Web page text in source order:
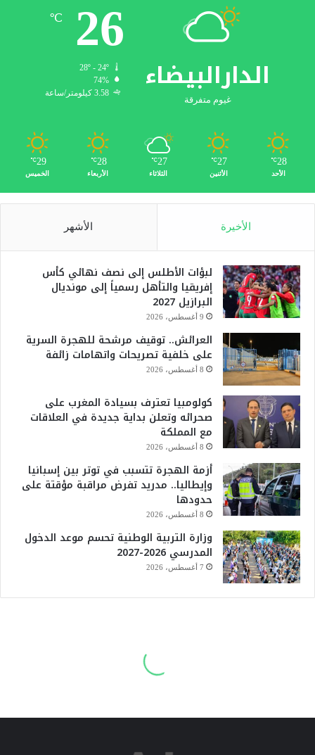
الدارالبيضاء
غيوم متفرقة
26
℃
74%
3.58 كيلومتر/ساعة
28
℃
الأحد
27
℃
الأثنين
27
℃
الثلاثاء
28
℃
الأربعاء
29
℃
الخميس
الأخيرة الأشهر
لبؤات الأطلس إلى نصف نهائي كأس
إفريقيا والتأهل رسمياً إلى مونديال
البرازيل 2027
9 أغسطس، 2026
العرائش.. توقيف مرشحة للهجرة السرية
على خلفية تصريحات واتهامات زائفة
8 أغسطس، 2026
كولومبيا تعترف بسيادة المغرب على
صحرائه وتعلن بداية جديدة في العلاقات
مع المملكة
8 أغسطس، 2026
أزمة الهجرة تتسبب في توتر بين إسبانيا
وإيطاليا.. مدريد تفرض مراقبة مؤقتة على
حدودها
8 أغسطس، 2026
وزارة التربية الوطنية تحسم موعد الدخول
المدرسي 2026-2027
7 أغسطس، 2026